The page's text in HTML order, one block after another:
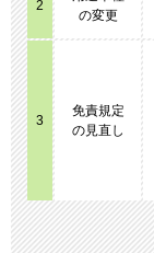
2
の変更
3
免責規定
の見直し